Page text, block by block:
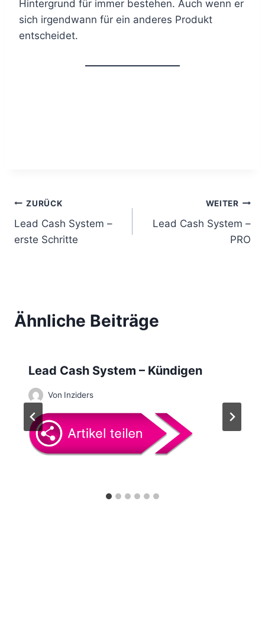
Hintergrund für immer bestehen. Auch wenn er
sich irgendwann für ein anderes Produkt
entscheidet.
B
e
r
a
ZURÜCK
Lead Cash System –
erste Schritte
WEITER
Lead Cash System –
PRO
Ähnliche Beiträge
Lead Cash System – Kündigen
Von Inziders